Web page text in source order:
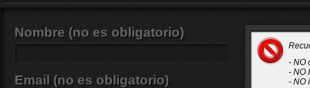
- NO
- NO
- NO
Nombre (no es obligatorio)
Email (no es obligatorio)